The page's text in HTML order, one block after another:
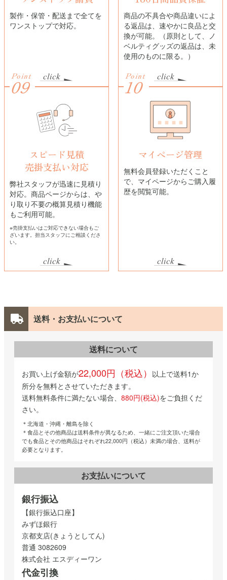
製作・保管・配送まで全てを
ワンストップで対応。
商品の不具合や商品違いによ
る返品は、速やかに良品と交
換が可能。（原則として、ノ
ベルティグッズの返品は、未
使用のものに限る。）
Point
09
スピード見積
売掛支払い対応
弊社スタッフが迅速に見積り
対応。商品ページからは、や
り取り不要の概算見積り機能
もご利用可能。
※売掛支払いはご対応できない場合もご
ざいます。担当スタッフにご相談くださ
い。
Point
10
マイページ管理
無料会員登録いただくこと
で、マイページからご購入履
歴を閲覧可能。
送料・お支払いについて
送料について
お買い上げ金額が22,000円（税込） 以上で送料1か
所分を無料とさせていただきます。
送料無料条件に満たない場合、 880円(税込)をご負担くだ
さい。
＊北海道・沖縄・離島を除く
＊食品とその他商品は送料条件が異なるため、一緒にご注文頂いた場合
でも食品とその他商品はそれぞれ22,000円（税込）未満の場合、送料が
必要となります。
お支払いについて
銀行振込
【銀行振込口座】
みずほ銀行
京都支店(きょうとしてん)
普通 3082609
株式会社 エスディーワン
代金引換